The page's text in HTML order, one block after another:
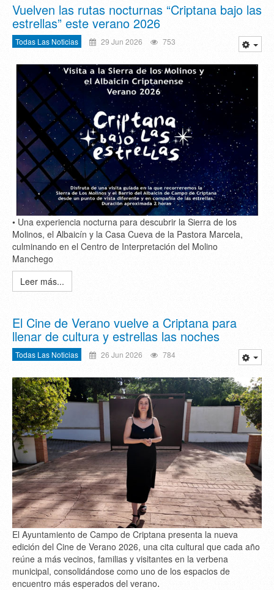
Vuelven las rutas nocturnas “Criptana bajo las
estrellas” este verano 2026
Todas Las Noticias 29 Jun 2026 753
• Una experiencia nocturna para descubrir la Sierra de los
Molinos, el Albaicín y la Casa Cueva de la Pastora Marcela,
culminando en el Centro de Interpretación del Molino
Manchego
Leer más...
El Cine de Verano vuelve a Criptana para
llenar de cultura y estrellas las noches
Todas Las Noticias 26 Jun 2026 784
El Ayuntamiento de Campo de Criptana presenta la nueva
edición del Cine de Verano 2026, una cita cultural que cada año
reúne a más vecinos, familias y visitantes en la verbena
municipal, consolidándose como uno de los espacios de
encuentro más esperados del verano.